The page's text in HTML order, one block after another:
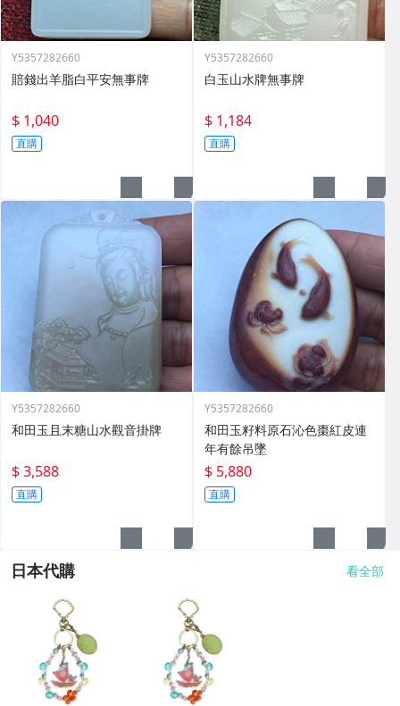
Y5357282660
賠錢出羊脂白平安無事牌
$ 1,040
直購
Y5357282660
白玉山水牌無事牌
$ 1,184
直購
Y5357282660
和田玉且末糖山水觀音掛牌
$ 3,588
直購
Y5357282660
和田玉籽料原石沁色棗紅皮連
年有餘吊墜
$ 5,880
直購
日本代購 看全部